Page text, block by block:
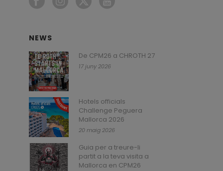
NEWS
De CPM26 a CHROTH 27
17 juny 2026
Hotels officials
Challenge Peguera
Mallorca 2026
20 maig 2026
Guia per a treure-li
partit a la teva visita a
Mallorca en CPM26